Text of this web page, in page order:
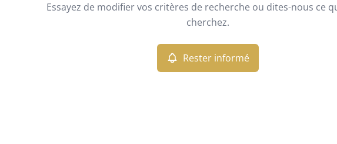
Essayez de modifier vos critères de recherche ou dites-nous ce
cherchez.
Rester informé